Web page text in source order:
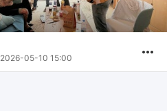
2026-05-10 15:00